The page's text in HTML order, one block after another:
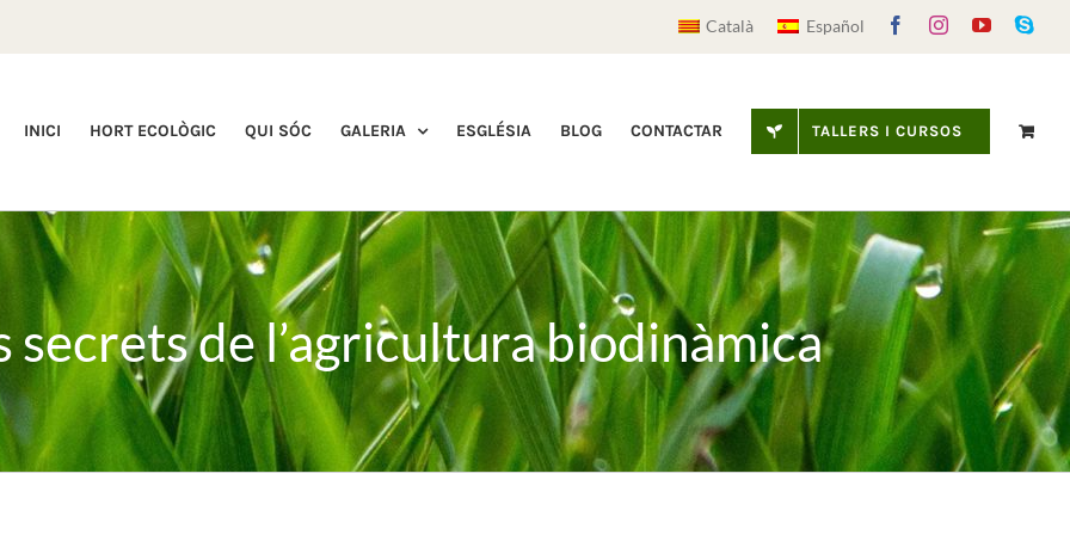
FacebookInstagramYouTube
Català Español
INICI HORT ECOLÒGIC QUI SÓC GALERIA ESGLÉSIA BLOG CONTACTAR TALLERS I CURSOS
secrets de l’agricultura biodinàmica